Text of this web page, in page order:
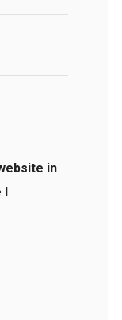
in